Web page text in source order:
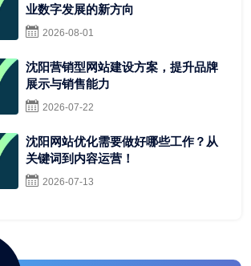
业数字发展的新方向
2026-08-01
沈阳营销型网站建设方案，提升品牌
展示与销售能力
2026-07-22
沈阳网站优化需要做好哪些工作？从
关键词到内容运营！
2026-07-13